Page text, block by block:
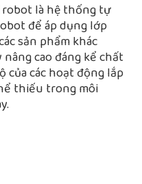
robot là hệ thống tự
để áp dụng lớp
sản phẩm khác
cao đáng kể chất
của các hoạt động lắp
thiếu trong môi